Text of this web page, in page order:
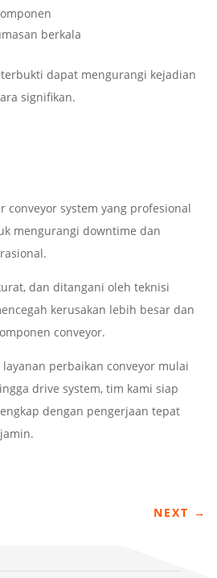
berkala
dapat mengurangi kejadian
signifikan.
conveyor system yang profesional
mengurangi downtime dan
dan ditangani oleh teknisi
kerusakan lebih besar dan
conveyor.
perbaikan conveyor mulai
drive system, tim kami siap
dengan pengerjaan tepat
NEXT →